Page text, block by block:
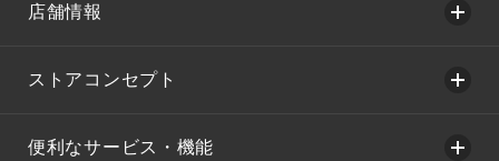
店舗情報
ストアコンセプト
便利なサービス・機能